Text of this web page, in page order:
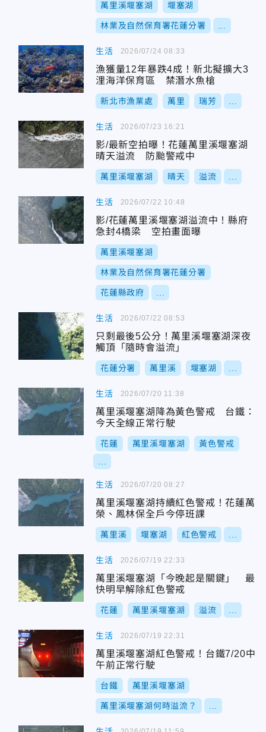
萬里溪堰塞湖 堰塞湖
林業及自然保育署花蓮分署
生活
漁獲量12年暴跌4成！新北擬擴大3
浬海洋保育區 禁潛水魚槍
新北市漁業處 萬里 瑞芳
2026/07/24 08:33
生活
影/最新空拍曝！花蓮萬里溪堰塞湖
晴天溢流 防颱警戒中
萬里溪堰塞湖 晴天 溢流
2026/07/23 16:21
生活
影/花蓮萬里溪堰塞湖溢流中！縣府
急封4橋梁 空拍畫面曝
萬里溪堰塞湖
林業及自然保育署花蓮分署
花蓮縣政府
2026/07/22 10:48
生活
只剩最後5公分！萬里溪堰塞湖深夜
觸頂「隨時會溢流」
花蓮分署 萬里溪 堰塞湖
2026/07/22 08:53
生活
萬里溪堰塞湖降為黃色警戒 台鐵：
今天全線正常行駛
花蓮 萬里溪堰塞湖 黃色警戒
2026/07/20 11:38
生活
萬里溪堰塞湖持續紅色警戒！花蓮萬
榮、鳳林保全戶今停班課
萬里溪 堰塞湖 紅色警戒
2026/07/20 08:27
生活
萬里溪堰塞湖「今晚起是關鍵」 最
快明早解除紅色警戒
花蓮 萬里溪堰塞湖 溢流
2026/07/19 22:33
生活
萬里溪堰塞湖紅色警戒！台鐵7/20中
午前正常行駛
台鐵 萬里溪堰塞湖
萬里溪堰塞湖何時溢流？
2026/07/19 22:31